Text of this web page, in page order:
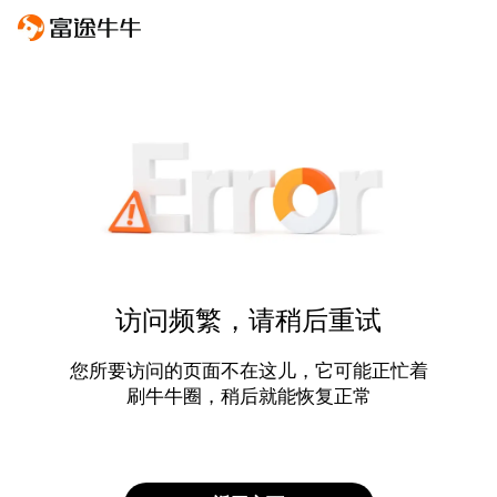
访问频繁，请稍后重试
您所要访问的页面不在这儿，它可能正忙着
刷牛牛圈，稍后就能恢复正常